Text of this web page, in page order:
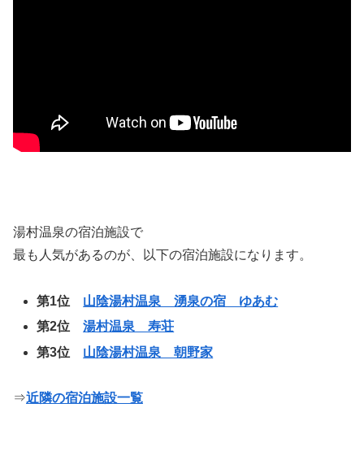
湯村温泉の宿泊施設で
最も人気があるのが、以下の宿泊施設になります。
第1位 山陰湯村温泉 湧泉の宿 ゆあむ
第2位湯村温泉 寿荘
第3位 山陰湯村温泉 朝野家
⇒近隣の宿泊施設一覧